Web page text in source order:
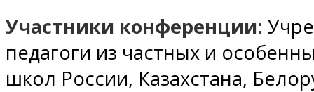
Участники конференции:
педагоги из частных и
школ России, Казахстана,